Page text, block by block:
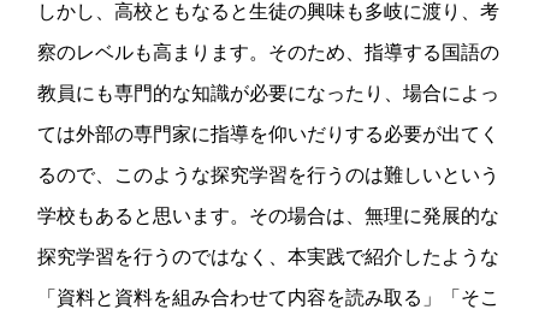
しかし、高校ともなると生徒の興味も多岐に渡り、考
察のレベルも高まります。そのため、指導する国語の
教員にも専門的な知識が必要になったり、場合によっ
ては外部の専門家に指導を仰いだりする必要が出てく
るので、このような探究学習を行うのは難しいという
学校もあると思います。その場合は、無理に発展的な
探究学習を行うのではなく、本実践で紹介したような
「資料と資料を組み合わせて内容を読み取る」「そこ